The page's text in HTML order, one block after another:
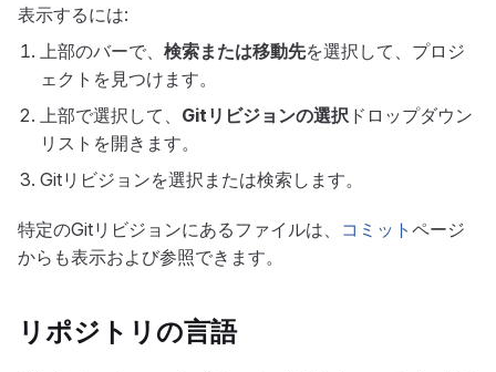
表示するには:
上部のバーで、 検索または移動先を選択して、プロジ
ェクトを見つけます。
上部で選択して、 Gitリビジョンの選択 ドロップダウン
リストを開きます。
Gitリビジョンを選択または検索します。
特定のGitリビジョンにあるファイルは、 コミット ページ
からも表示および参照できます。
リポジトリの言語